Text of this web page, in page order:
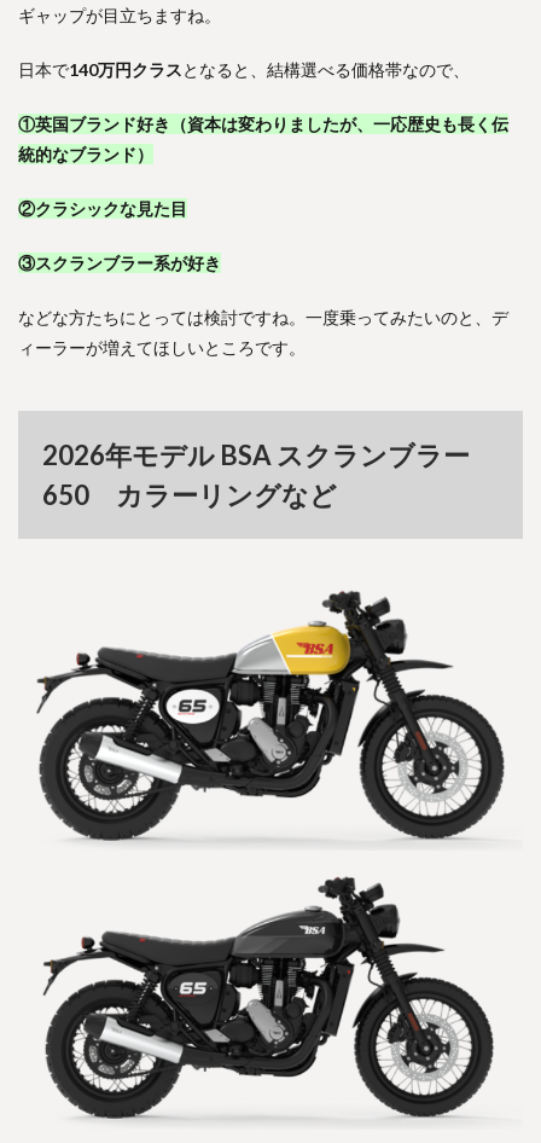
ギャップが目立ちますね。
日本で140万円クラスとなると、結構選べる価格帯なので、
①英国ブランド好き（資本は変わりましたが、一応歴史も長く伝
統的なブランド）
②クラシックな見た目
③スクランブラー系が好き
などな方たちにとっては検討ですね。一度乗ってみたいのと、デ
ィーラーが増えてほしいところです。
2026年モデル BSA スクランブラー
650 カラーリングなど